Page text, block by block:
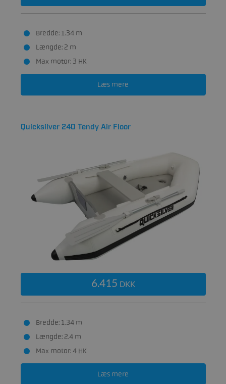
Bredde: 1.34 m
Længde: 2 m
Max motor: 3 HK
Læs mere
Quicksilver 240 Tendy Air Floor
6.415 DKK
Bredde: 1.34 m
Længde: 2.4 m
Max motor: 4 HK
Læs mere